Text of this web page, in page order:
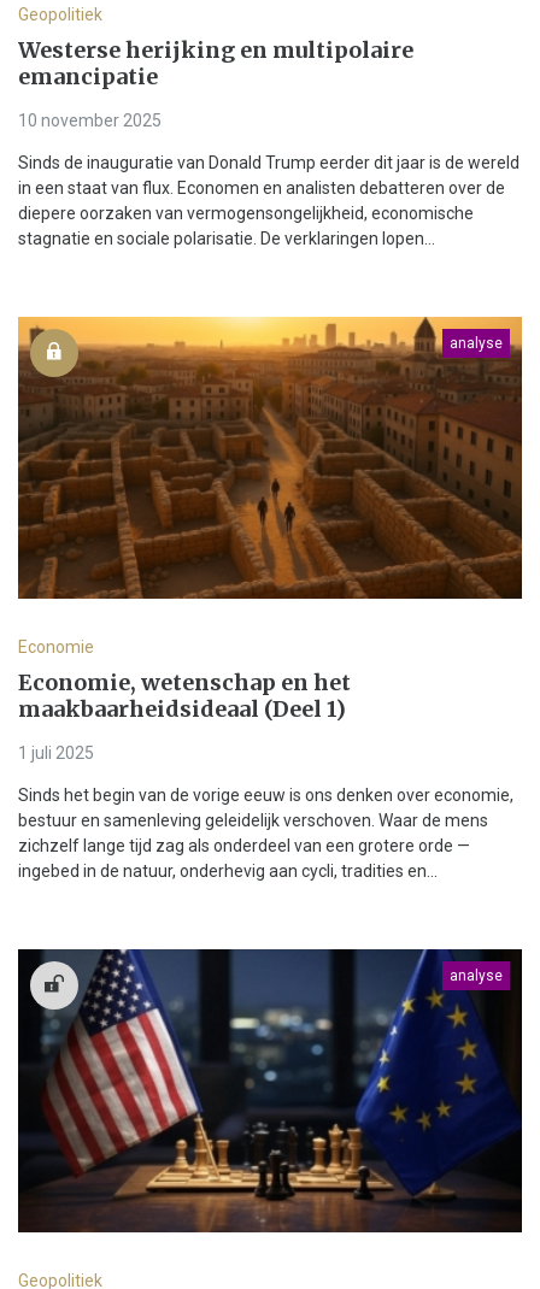
Geopolitiek
Westerse herijking en multipolaire
emancipatie
10 november 2025
Sinds de inauguratie van Donald Trump eerder dit jaar is de wereld
in een staat van flux. Economen en analisten debatteren over de
diepere oorzaken van vermogensongelijkheid, economische
stagnatie en sociale polarisatie. De verklaringen lopen...
analyse
Economie
Economie, wetenschap en het
maakbaarheidsideaal (Deel 1)
1 juli 2025
Sinds het begin van de vorige eeuw is ons denken over economie,
bestuur en samenleving geleidelijk verschoven. Waar de mens
zichzelf lange tijd zag als onderdeel van een grotere orde —
ingebed in de natuur, onderhevig aan cycli, tradities en...
analyse
Geopolitiek